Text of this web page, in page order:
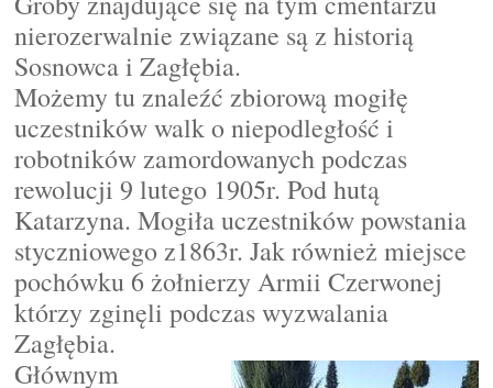
nierozerwalnie związane są z historią
Sosnowca i Zagłębia.
Możemy tu znaleźć zbiorową mogiłę
uczestników walk o niepodległość i
robotników zamordowanych podczas
rewolucji 9 lutego 1905r. Pod hutą
Katarzyna. Mogiła uczestników powstania
styczniowego z1863r. Jak również miejsce
pochówku 6 żołnierzy Armii Czerwonej
którzy zginęli podczas wyzwalania
Zagłębia.
Głównym